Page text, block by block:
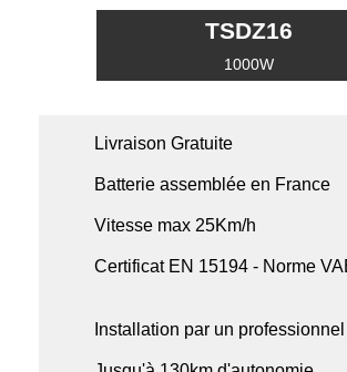
TSDZ16
1000W
Livraison Gratuite
Batterie assemblée en France
Vitesse max 25Km/h
Certificat EN 15194 - Norme
Installation par un professionnel